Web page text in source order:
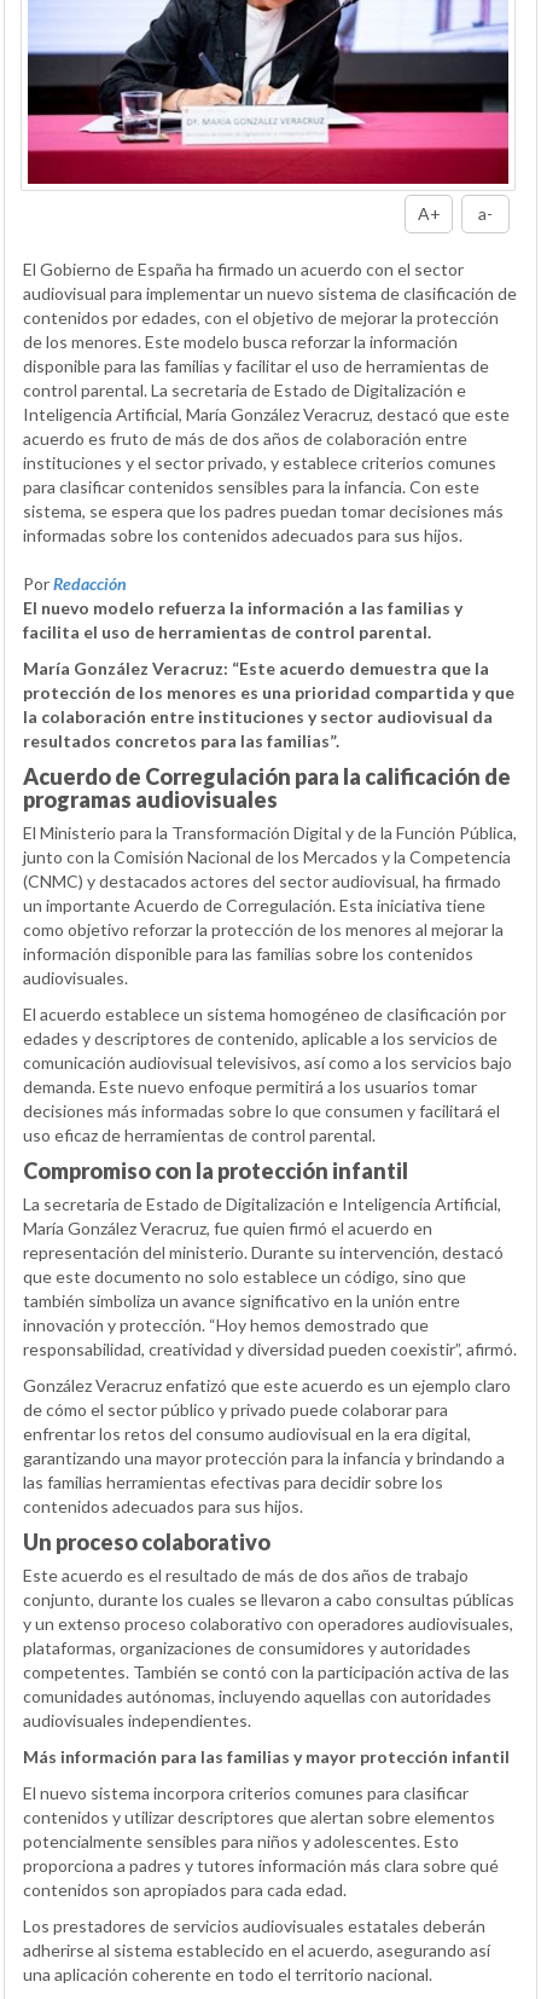
A+ a-
El Gobierno de España ha firmado un acuerdo con el sector
audiovisual para implementar un nuevo sistema de clasificación de
contenidos por edades, con el objetivo de mejorar la protección
de los menores. Este modelo busca reforzar la información
disponible para las familias y facilitar el uso de herramientas de
control parental. La secretaria de Estado de Digitalización e
Inteligencia Artificial, María González Veracruz, destacó que este
acuerdo es fruto de más de dos años de colaboración entre
instituciones y el sector privado, y establece criterios comunes
para clasificar contenidos sensibles para la infancia. Con este
sistema, se espera que los padres puedan tomar decisiones más
informadas sobre los contenidos adecuados para sus hijos.
PorRedacción
El nuevo modelo refuerza la información a las familias y
facilita el uso de herramientas de control parental.
María González Veracruz: “Este acuerdo demuestra que la
protección de los menores es una prioridad compartida y que
la colaboración entre instituciones y sector audiovisual da
resultados concretos para las familias”.
Acuerdo de Corregulación para la calificación de
programas audiovisuales
El Ministerio para la Transformación Digital y de la Función Pública,
junto con la Comisión Nacional de los Mercados y la Competencia
(CNMC) y destacados actores del sector audiovisual, ha firmado
un importante Acuerdo de Corregulación. Esta iniciativa tiene
como objetivo reforzar la protección de los menores al mejorar la
información disponible para las familias sobre los contenidos
audiovisuales.
El acuerdo establece un sistema homogéneo de clasificación por
edades y descriptores de contenido, aplicable a los servicios de
comunicación audiovisual televisivos, así como a los servicios bajo
demanda. Este nuevo enfoque permitirá a los usuarios tomar
decisiones más informadas sobre lo que consumen y facilitará el
uso eficaz de herramientas de control parental.
Compromiso con la protección infantil
La secretaria de Estado de Digitalización e Inteligencia Artificial,
María González Veracruz, fue quien firmó el acuerdo en
representación del ministerio. Durante su intervención, destacó
que este documento no solo establece un código, sino que
también simboliza un avance significativo en la unión entre
innovación y protección. “Hoy hemos demostrado que
responsabilidad, creatividad y diversidad pueden coexistir”, afirmó.
González Veracruz enfatizó que este acuerdo es un ejemplo claro
de cómo el sector público y privado puede colaborar para
enfrentar los retos del consumo audiovisual en la era digital,
garantizando una mayor protección para la infancia y brindando a
las familias herramientas efectivas para decidir sobre los
contenidos adecuados para sus hijos.
Un proceso colaborativo
Este acuerdo es el resultado de más de dos años de trabajo
conjunto, durante los cuales se llevaron a cabo consultas públicas
y un extenso proceso colaborativo con operadores audiovisuales,
plataformas, organizaciones de consumidores y autoridades
competentes. También se contó con la participación activa de las
comunidades autónomas, incluyendo aquellas con autoridades
audiovisuales independientes.
Más información para las familias y mayor protección infantil
El nuevo sistema incorpora criterios comunes para clasificar
contenidos y utilizar descriptores que alertan sobre elementos
potencialmente sensibles para niños y adolescentes. Esto
proporciona a padres y tutores información más clara sobre qué
contenidos son apropiados para cada edad.
Los prestadores de servicios audiovisuales estatales deberán
adherirse al sistema establecido en el acuerdo, asegurando así
una aplicación coherente en todo el territorio nacional.